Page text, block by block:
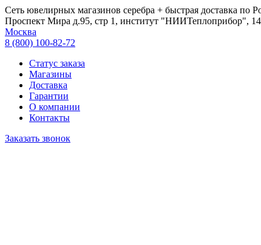
Сеть ювелирных магазинов серебра + быстрая доставка по
Проспект Мира д.95, стр 1, институт "НИИТеплоприбор",
Москва
8 (800) 100-82-72
Статус заказа
Магазины
Доставка
Гарантии
О компании
Контакты
Заказать звонок